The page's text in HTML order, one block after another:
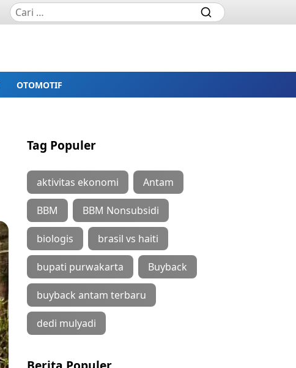
OTOMOTIF
Tag Populer
aktivitas ekonomi Antam
BBM BBM Nonsubsidi
biologis brasil vs haiti
bupati purwakarta Buyback
buyback antam terbaru
dedi mulyadi